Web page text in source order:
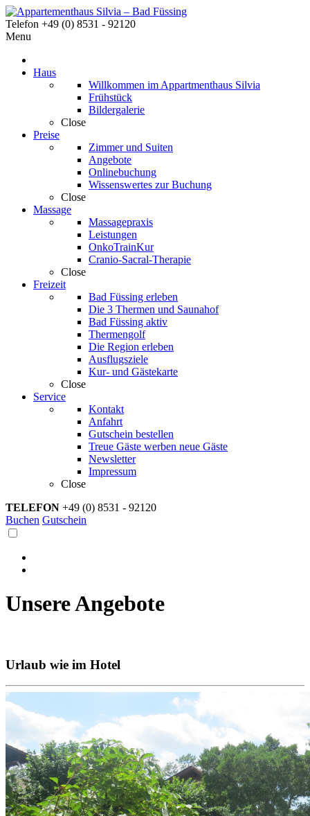
Telefon +49 (0) 8531 - 92120
Menu
Haus
Willkommen im Appartmenthaus Silvia
Frühstück
Bildergalerie
Close
Preise
Zimmer und Suiten
Angebote
Onlinebuchung
Wissenswertes zur Buchung
Close
Massage
Massagepraxis
Leistungen
OnkoTrainKur
Cranio-Sacral-Therapie
Close
Freizeit
Bad Füssing erleben
Die 3 Thermen und Saunahof
Bad Füssing aktiv
Thermengolf
Die Region erleben
Ausflugsziele
Kur- und Gästekarte
Close
Service
Kontakt
Anfahrt
Gutschein bestellen
Treue Gäste werben neue Gäste
Newsletter
Impressum
Close
TELEFON +49 (0) 8531 - 92120
Buchen Gutschein
Unsere Angebote
Urlaub wie im Hotel